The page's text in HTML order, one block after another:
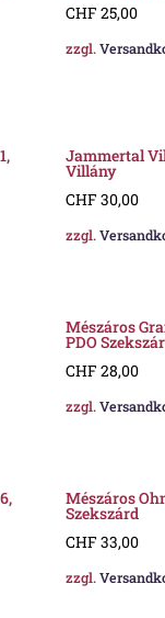
CHF 25,00
zzgl.
Jammertal
Villány
CHF 30,00
zzgl.
Mészáros
PDO
CHF 28,00
zzgl.
Mészáros
Szekszárd
CHF 33,00
zzgl.